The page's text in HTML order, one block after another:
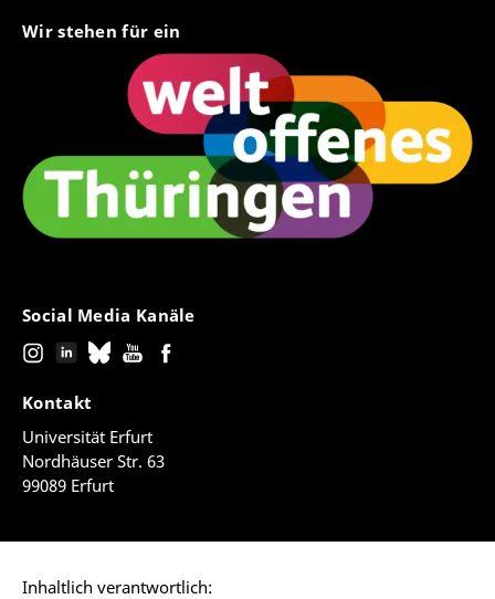
Wir stehen für ein
Social Media Kanäle
Kontakt
Universität Erfurt
Nordhäuser Str. 63
99089 Erfurt
Inhaltlich verantwortlich: